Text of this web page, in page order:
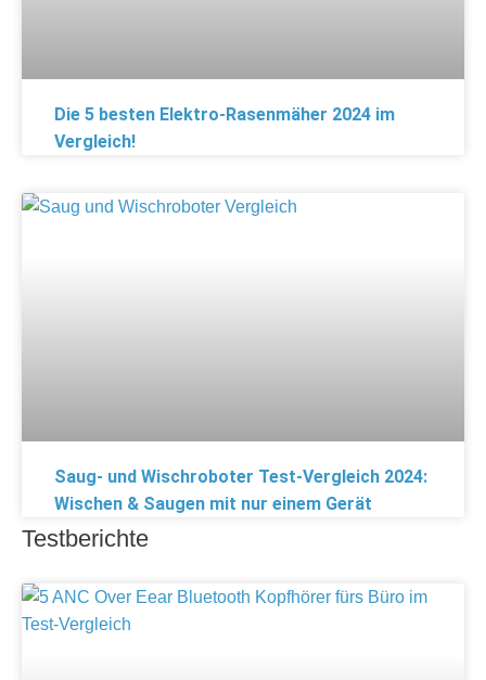
Die 5 besten Elektro-Rasenmäher 2024 im
Vergleich!
Saug- und Wischroboter Test-Vergleich 2024:
Wischen & Saugen mit nur einem Gerät
Testberichte